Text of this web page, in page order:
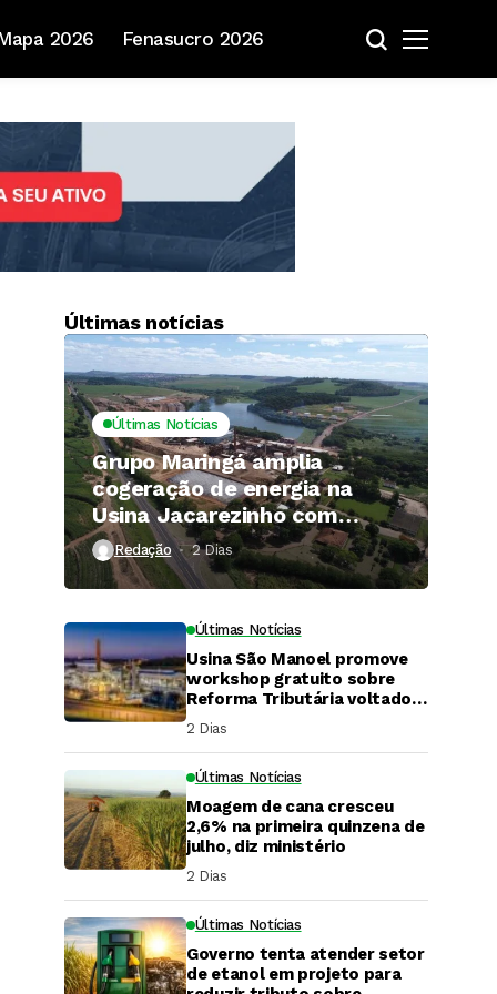
2026 Fenasucro 2026
Últimas notícias
Últimas Notícias
Grupo Maringá amplia
cogeração de energia na
Usina Jacarezinho com
investimento de R$ 120
milhões
Redação 2 Dias ⁮
Últimas Notícias
Usina São Manoel promove
workshop gratuito sobre
Reforma Tributária voltado
ao agronegócio.
2 Dias ⁮
Últimas Notícias
Moagem de cana cresceu
2,6% na primeira quinzena de
julho, diz ministério
2 Dias ⁮
Últimas Notícias
Governo tenta atender setor
de etanol em projeto para
DaCana Cast